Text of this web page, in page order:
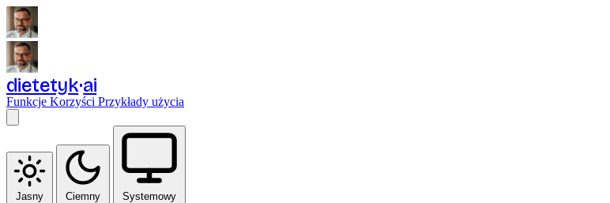
dietetyk ai
Funkcje Korzyści Przykłady użycia
Jasny Ciemny Systemowy